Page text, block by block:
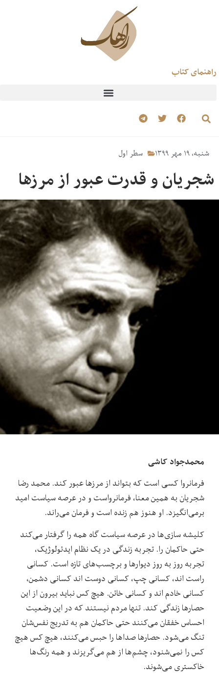
راهنمای کتاب
شنبه، ۱۹ مهر ۱۳۹۹ سطر اول
شجریان و قدرت عبور از مرزها
محمدجواد کاشی
فرمانروا کسی است که بتواند از مرزها عبور کند. محمد رضا
شجریان به همین معنا، فرمانرواست و در عرصه سیاست امید
بر‌می‌انگیزد. او هنوز هم زنده است و فرمان می‌راند.
کلیشه‌ سازی‌ها در عرصه سیاست گاه همه را گرفتار می‌کند
حتی حاکمان را. تجربه زندگی در یک نظام ایدئولوژیک،
تجربه روز به روز دیوارها و برچسب‌های تازه است. کسانی
راست‌ اند، کسانی چپ، کسانی دوست‌ اند کسانی دشمن،
کسانی خادم ‌اند و کسانی خائن. هیچ کس نباید بیرون از این
حصارها زندگی کند. تنها مردم نیستند که در این وضعیت
احساس خفقان می‌کنند حتی حاکمان هم به تدریج نفس‌شان
تنگ می‌شود. حصارها صداها را حبس می‌کنند، هیچ کس هیچ
کس را نمی‌شنود، چشم‌ها از هم می‌گریزند و همه رنگ‌ها
خاکستری می‌شوند.